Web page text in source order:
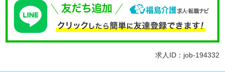
求人ID：job-194332